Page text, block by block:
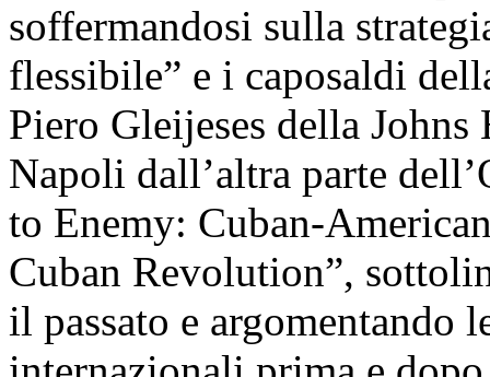
soffermandosi sulla
flessibile” e i caposaldi
Piero Gleijeses della
Napoli dall’altra parte
to Enemy: Cuban-
Cuban Revolution”,
il passato e argomentando